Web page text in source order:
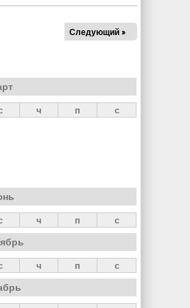
Следующий »
ч п с
ч п с
ч п с